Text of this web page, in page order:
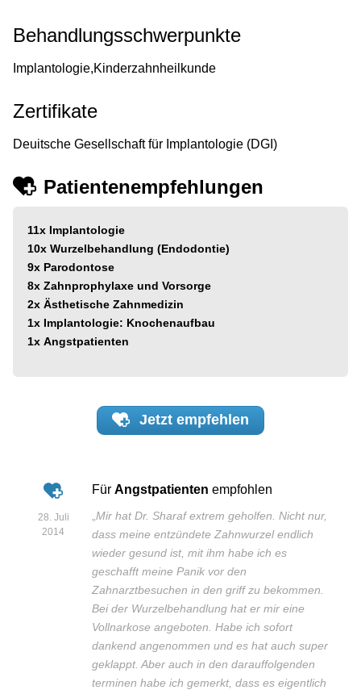
Behandlungsschwerpunkte
Implantologie,Kinderzahnheilkunde
Zertifikate
Deuitsche Gesellschaft für Implantologie (DGI)
Patientenempfehlungen
11x Implantologie
10x Wurzelbehandlung (Endodontie)
9x Parodontose
8x Zahnprophylaxe und Vorsorge
2x Ästhetische Zahnmedizin
1x Implantologie: Knochenaufbau
1x Angstpatienten
Jetzt empfehlen
28. Juli
2014
Für Angstpatienten empfohlen
„Mir hat Dr. Sharaf extrem geholfen. Nicht nur,
dass meine entzündete Zahnwurzel endlich
wieder gesund ist, mit ihm habe ich es
geschafft meine Panik vor den
Zahnarztbesuchen in den griff zu bekommen.
Bei der Wurzelbehandlung hat er mir eine
Vollnarkose angeboten. Habe ich sofort
dankend angenommen und es hat auch super
geklappt. Aber auch in den darauffolgenden
terminen habe ich gemerkt, dass es eigentlich